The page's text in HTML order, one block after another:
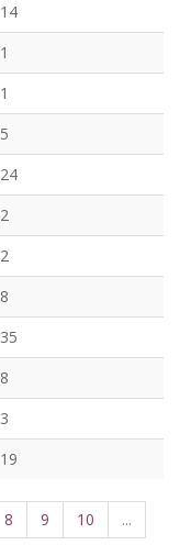
14
1
1
5
24
2
2
8
35
8
3
19
8 9 10 ...